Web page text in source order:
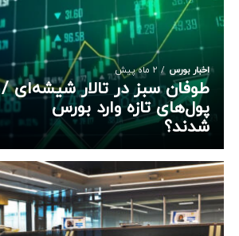
اخبار بورس 2 ماه پیش
طوفان سبز در تالار شیشه‌ای /
پول‌های تازه وارد بورس
شدند؟